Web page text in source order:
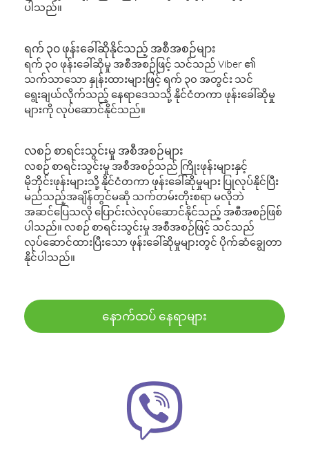
ပါသည်။
ရက် ၃၀ ဖုန်းခေါ်ဆိုနိုင်သည့် အစီအစဉ်များ
ရက် ၃၀ ဖုန်းခေါ်ဆိုမှု အစီအစဉ်ဖြင့် သင်သည် Viber ၏
သက်သာသော နှုန်းထားများဖြင့် ရက် ၃၀ အတွင်း သင်
ရွေးချယ်လိုက်သည့် နေရာဒေသသို့ နိုင်ငံတကာ ဖုန်းခေါ်ဆိုမှု
များကို လုပ်ဆောင်နိုင်သည်။
လစဉ် စာရင်းသွင်းမှု အစီအစဉ်များ
လစဉ် စာရင်းသွင်းမှု အစီအစဉ်သည် ကြိုးဖုန်းများနှင့်
မိုဘိုင်းဖုန်းများသို့ နိုင်ငံတကာ ဖုန်းခေါ်ဆိုမှုများ ပြုလုပ်နိုင်ပြီး
မည်သည့်အချိန်တွင်မဆို သက်တမ်းတိုးစရာ မလိုဘဲ
အဆင်ပြေသလို ပြောင်းလဲလုပ်ဆောင်နိုင်သည့် အစီအစဉ်ဖြစ်
ပါသည်။ လစဉ် စာရင်းသွင်းမှု အစီအစဉ်ဖြင့် သင်သည်
လုပ်ဆောင်ထားပြီးသော ဖုန်းခေါ်ဆိုမှုများတွင် ပိုက်ဆံချွေတာ
နိုင်ပါသည်။
နောက်ထပ် နေရာများ